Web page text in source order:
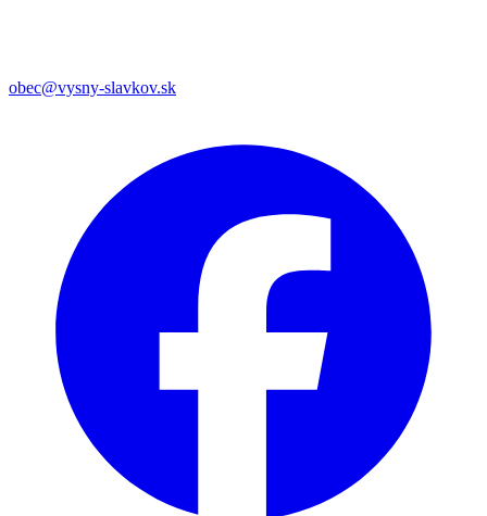
obec@vysny-slavkov.sk